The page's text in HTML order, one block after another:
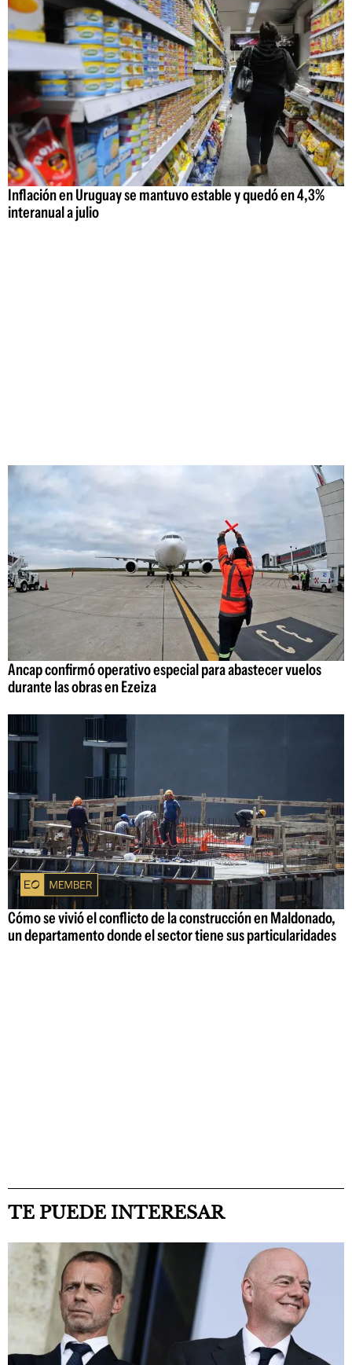
Inflación en Uruguay se mantuvo estable y quedó en 4,3%
interanual a julio
Ancap confirmó operativo especial para abastecer vuelos
durante las obras en Ezeiza
Cómo se vivió el conflicto de la construcción en Maldonado,
un departamento donde el sector tiene sus particularidades
TE PUEDE INTERESAR